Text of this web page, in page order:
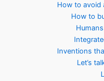
How to avoid
How to
Inventions
Let’s